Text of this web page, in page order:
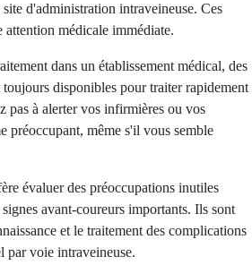
d'administration intraveineuse. Ces
attention médicale immédiate.
dans un établissement médical, des
disponibles pour traiter rapidement
pas à alerter vos infirmières ou vos
préoccupant, même s'il vous semble
évaluer des préoccupations inutiles
avant-coureurs importants. Ils sont
et le traitement des complications
par voie intraveineuse.